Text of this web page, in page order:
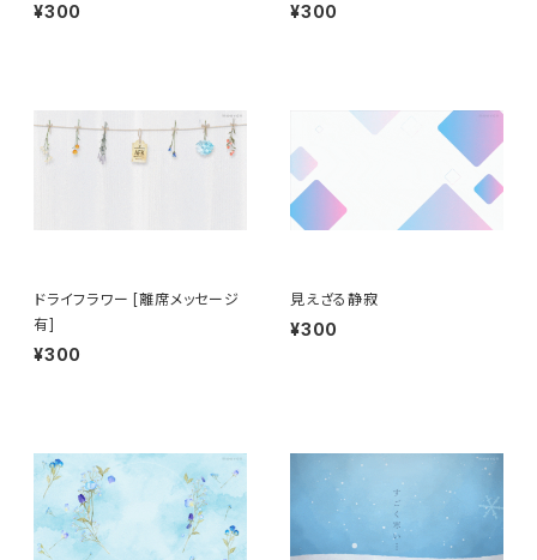
¥300 ¥300
ドライフラワー [離席メッセージ
有]
¥300
見えざる静寂
¥300